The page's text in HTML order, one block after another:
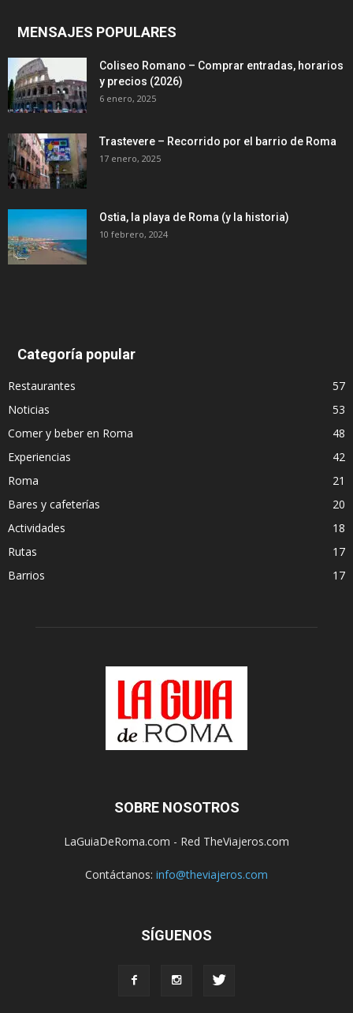
MENSAJES POPULARES
Coliseo Romano – Comprar entradas, horarios
y precios (2026)
6 enero, 2025
Trastevere – Recorrido por el barrio de Roma
17 enero, 2025
Ostia, la playa de Roma (y la historia)
10 febrero, 2024
Categoría popular
Restaurantes
57
Noticias
53
Comer y beber en Roma
48
Experiencias
42
Roma
21
Bares y cafeterías
20
Actividades
18
Rutas
17
Barrios
17
SOBRE NOSOTROS
LaGuiaDeRoma.com - Red TheViajeros.com
Contáctanos: info@theviajeros.com
SÍGUENOS